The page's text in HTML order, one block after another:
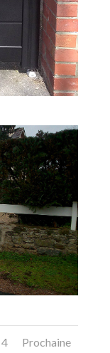
4 Prochaine